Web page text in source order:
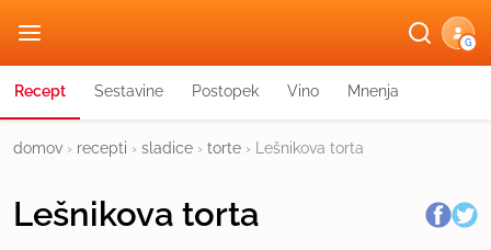
G
Recept Sestavine Postopek Vino Mnenja
domov › recepti › sladice › torte › Lešnikova torta
Lešnikova torta